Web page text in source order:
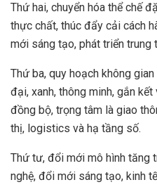
Thứ hai, chuyển hóa thể chế
thực chất, thúc đẩy cải cách
mới sáng tạo, phát triển trung
Thứ ba, quy hoạch không
đại, xanh, thông minh, gắn
đồng bộ, trọng tâm là giao
thị, logistics và hạ tầng số.
Thứ tư, đổi mới mô hình tăng
nghệ, đổi mới sáng tạo, kinh